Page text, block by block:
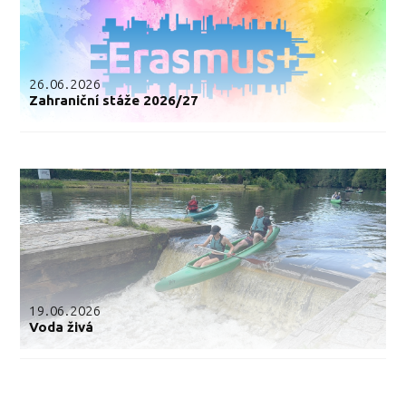
26.06.2026
Zahraniční stáže 2026/27
19.06.2026
Voda živá